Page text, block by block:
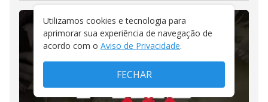
Utilizamos cookies e tecnologia para
aprimorar sua experiência de navegação de
acordo com o Aviso de Privacidade.
FECHAR